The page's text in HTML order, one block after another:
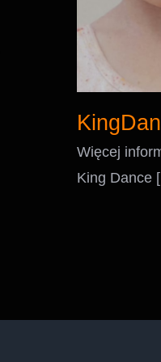
Więcej
King Dance